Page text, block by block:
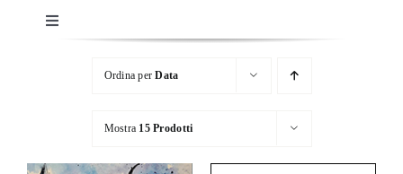
Toggle
Navigation
Chi siamo
Le Collane
Ordina perData
Mostra 15 Prodotti